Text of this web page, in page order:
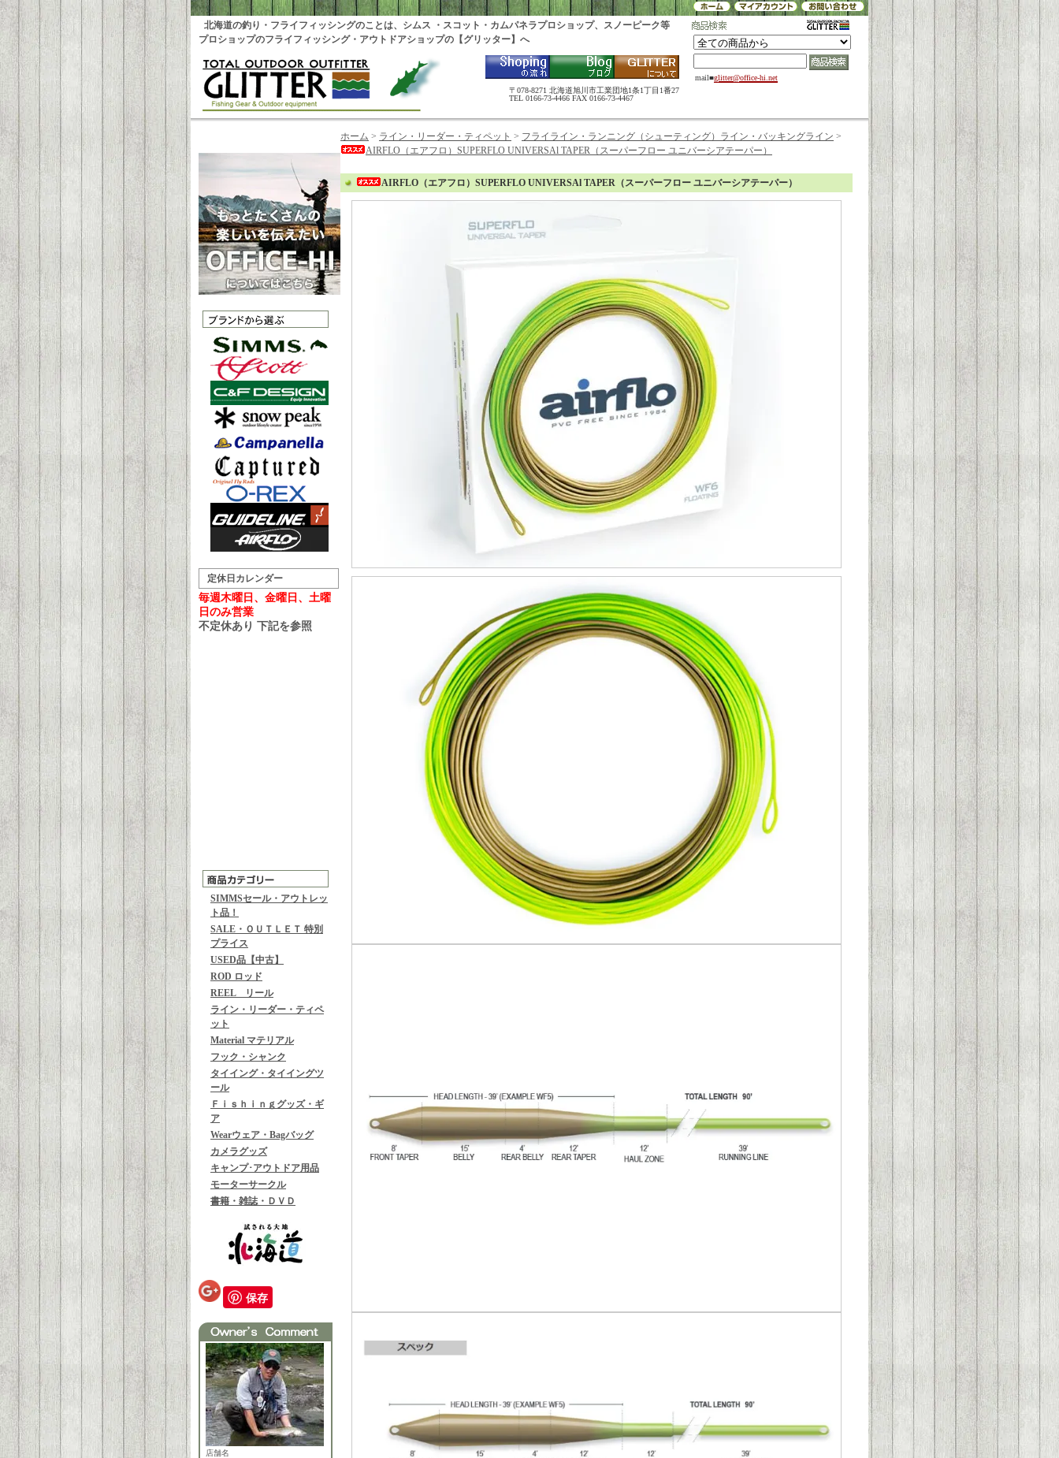
mail■glitter@office-hi.net
北海道の釣り・フライフィッシングのことは、シムス ・スコット・カムパネラプロショップ、スノーピーク等
プロショップのフライフィッシング・アウトドアショップの【グリッター】へ
〒078-8271 北海道旭川市工業団地1条1丁目1番27
TEL 0166-73-4466 FAX 0166-73-4467
定休日カレンダー
毎週木曜日、金曜日、土曜
日のみ営業
不定休あり 下記を参照
SIMMSセール・アウトレッ
ト品！
SALE・ＯＵＴＬＥＴ 特別
プライス
USED品【中古】
ROD ロッド
REEL リール
ライン・リーダー・ティペ
ット
Material マテリアル
フック・シャンク
タイイング・タイイングツ
ール
Ｆｉｓｈｉｎｇグッズ・ギ
ア
Wearウェア・Bagバッグ
カメラグッズ
キャンプ･アウトドア用品
モーターサークル
書籍・雑誌・ＤＶＤ
保存
店舗名
ホーム > ライン・リーダー・ティペット > フライライン・ランニング（シューティング）ライン・バッキングライン >
AIRFLO（エアフロ）SUPERFLO UNIVERSAl TAPER（スーパーフロー ユニバーシアテーパー）
AIRFLO（エアフロ）SUPERFLO UNIVERSAl TAPER（スーパーフロー ユニバーシアテーパー）